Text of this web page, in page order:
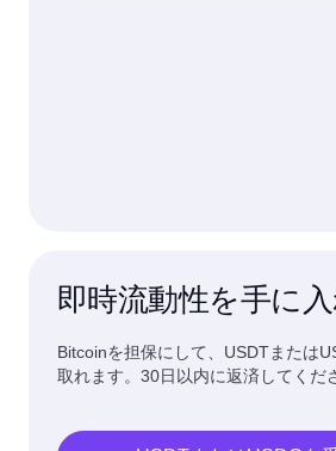
即時流動性を手に
Bitcoinを担保にして、USDTまたは
取れます。30日以内に返済してくだ